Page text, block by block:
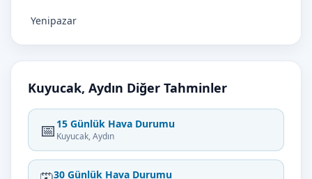
Yenipazar
Kuyucak, Aydın Diğer Tahminler
📅 15 Günlük Hava Durumu
Kuyucak, Aydın
30 Günlük Hava Durumu